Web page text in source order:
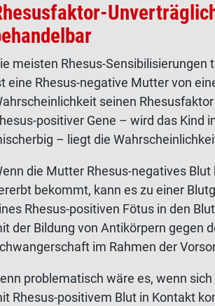
meisten Rhesus-
eine Rhesus-negative Mutter von
seinen
positiver Gene – wird das Kind
– liegt die
die Mutter Rhesus-negatives
bekommt, kann es zu einer
Rhesus-positiven Fötus in den
der Bildung von Antikörpern gegen
im Rahmen der
problematisch wäre es, wenn
Rhesus-positivem Blut in Kontakt